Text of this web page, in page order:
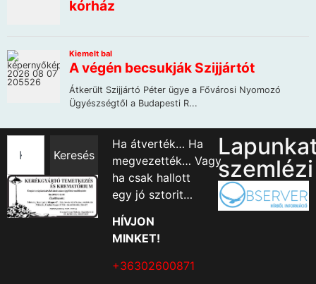
Keresés
Ha átverték… Ha
megvezették… Vagy
ha csak hallott
egy jó sztorit…
HÍVJON
MINKET!
+36302600871
szemlézi